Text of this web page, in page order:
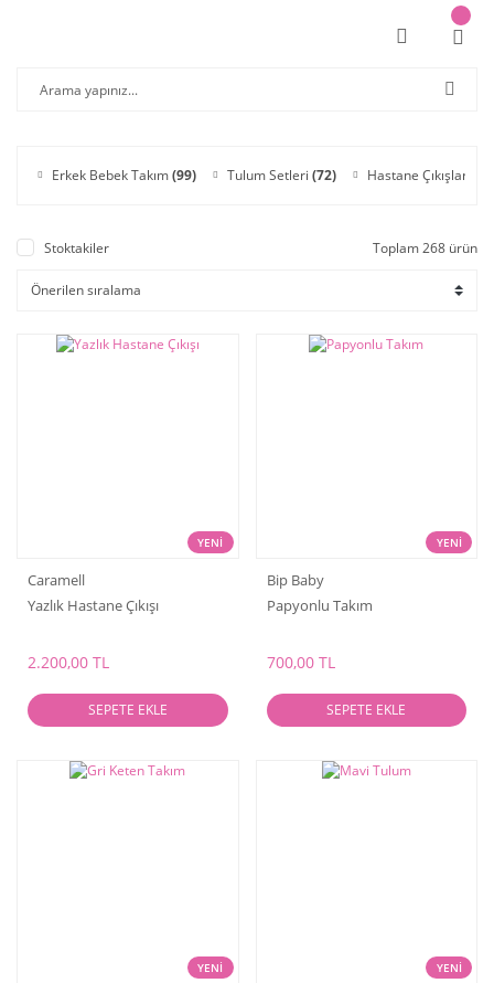
Erkek Bebek Takım(99) Tulum Setleri (72) Hastane Çıkışları
Stoktakiler Toplam 268 ürün
YENİ
Caramell
Yazlık Hastane Çıkışı
2.200,00 TL
SEPETE EKLE
YENİ
Bip Baby
Papyonlu Takım
700,00 TL
SEPETE EKLE
YENİ YENİ